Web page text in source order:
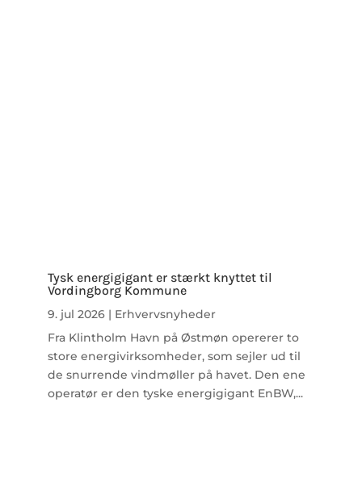
Tysk energigigant er stærkt knyttet til
Vordingborg Kommune
9. jul 2026 | Erhvervsnyheder
Fra Klintholm Havn på Østmøn opererer to
store energivirksomheder, som sejler ud til
de snurrende vindmøller på havet. Den ene
operatør er den tyske energigigant EnBW,...